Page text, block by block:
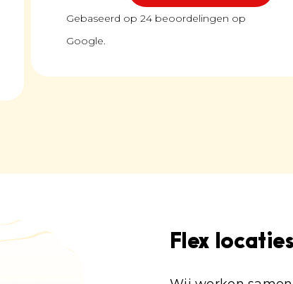
Gebaseerd op 24 beoordelingen op
Google.
Flex locaties